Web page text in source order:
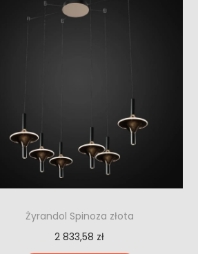
Żyrandol Spinoza złota
2 833,58 zł